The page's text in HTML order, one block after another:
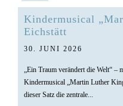
Kindermusical
Eichstätt
30. JUNI 2026
„Ein Traum verändert die Welt“ –
Kindermusical „Martin Luther
dieser Satz die zentrale...